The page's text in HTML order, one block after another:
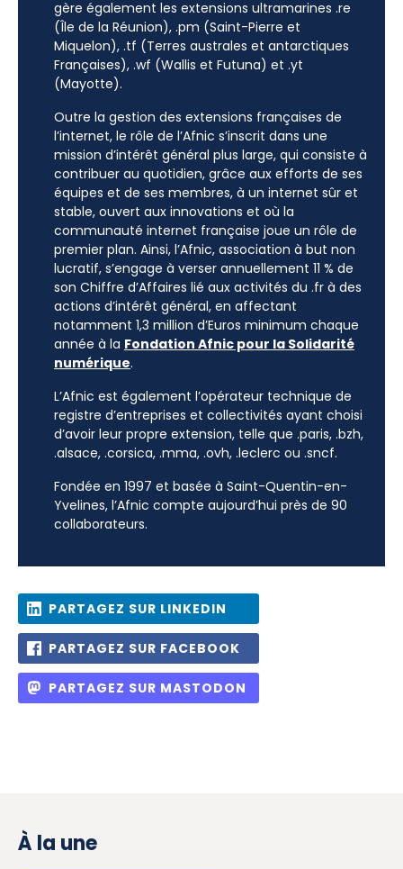
gère également les extensions ultramarines .re
(Île de la Réunion), .pm (Saint-Pierre et
Miquelon), .tf (Terres australes et antarctiques
Françaises), .wf (Wallis et Futuna) et .yt
(Mayotte).
Outre la gestion des extensions françaises de
l’internet, le rôle de l’Afnic s’inscrit dans une
mission d’intérêt général plus large, qui consiste à
contribuer au quotidien, grâce aux efforts de ses
équipes et de ses membres, à un internet sûr et
stable, ouvert aux innovations et où la
communauté internet française joue un rôle de
premier plan. Ainsi, l’Afnic, association à but non
lucratif, s’engage à verser annuellement 11 % de
son Chiffre d’Affaires lié aux activités du .fr à des
actions d’intérêt général, en affectant
notamment 1,3 million d’Euros minimum chaque
année à la Fondation Afnic pour la Solidarité
numérique.
L’Afnic est également l’opérateur technique de
registre d’entreprises et collectivités ayant choisi
d’avoir leur propre extension, telle que .paris, .bzh,
.alsace, .corsica, .mma, .ovh, .leclerc ou .sncf.
Fondée en 1997 et basée à Saint-Quentin-en-
Yvelines, l’Afnic compte aujourd’hui près de 90
collaborateurs.
PARTAGEZ SUR LINKEDIN
PARTAGEZ SUR FACEBOOK
PARTAGEZ SUR MASTODON
À la une